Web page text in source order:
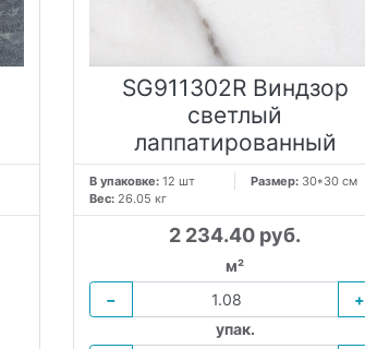
SG911302R Виндзор
светлый
лаппатированный
В упаковке:12 шт Размер: 30*30 см
Вес: 26.05 кг
2 234.40 руб.
м²
−
+
упак.